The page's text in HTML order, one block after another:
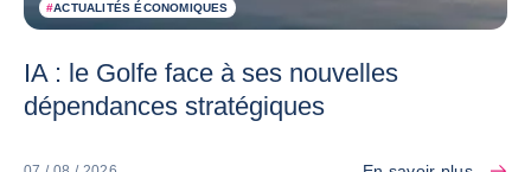
#ACTUALITÉS ÉCONOMIQUES
IA : le Golfe face à ses nouvelles
dépendances stratégiques